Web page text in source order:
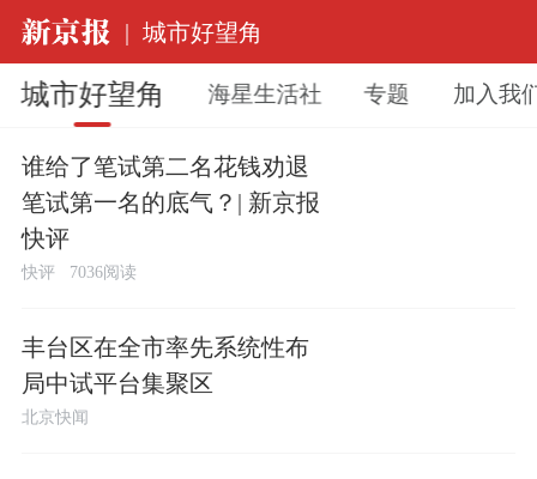
| 城市好望角
城市好望角 海星生活社 专题 加入我
谁给了笔试第二名花钱劝退
笔试第一名的底气？| 新京报
快评
快评 7036阅读
丰台区在全市率先系统性布
局中试平台集聚区
北京快闻